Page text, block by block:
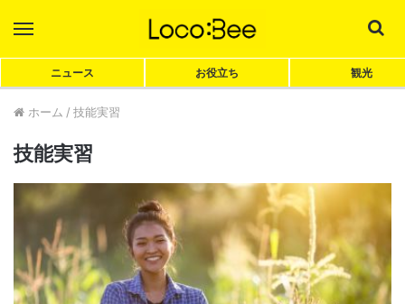
ニュース お役立ち 観光
ホーム / 技能実習
技能実習